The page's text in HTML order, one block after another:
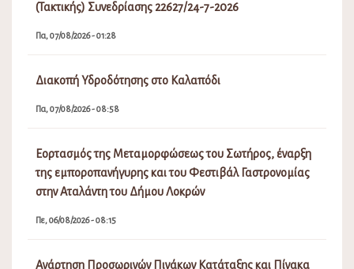
(Τακτικής) Συνεδρίασης 22627/24-7-2026
Πα, 07/08/2026 - 01:28
Διακοπή Υδροδότησης στο Καλαπόδι
Πα, 07/08/2026 - 08:58
Εορτασμός της Μεταμορφώσεως του Σωτήρος, έναρξη
της εμποροπανήγυρης και του Φεστιβάλ Γαστρονομίας
στην Αταλάντη του Δήμου Λοκρών
Πε, 06/08/2026 - 08:15
Ανάρτηση Προσωρινών Πινάκων Κατάταξης και Πίνακα